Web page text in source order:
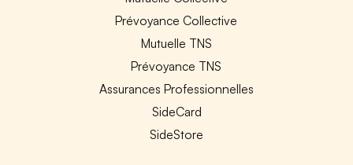
Prévoyance Collective
Mutuelle TNS
Prévoyance TNS
Assurances Professionnelles
SideCard
SideStore